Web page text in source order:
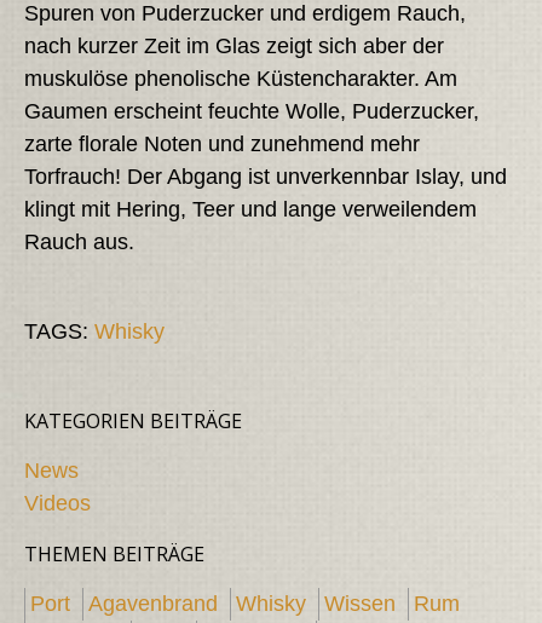
Spuren von Puderzucker und erdigem Rauch,
nach kurzer Zeit im Glas zeigt sich aber der
muskulöse phenolische Küstencharakter. Am
Gaumen erscheint feuchte Wolle, Puderzucker,
zarte florale Noten und zunehmend mehr
Torfrauch! Der Abgang ist unverkennbar Islay, und
klingt mit Hering, Teer und lange verweilendem
Rauch aus.
TAGS: Whisky
KATEGORIEN BEITRÄGE
News
Videos
THEMEN BEITRÄGE
Port Agavenbrand Whisky Wissen
Rum